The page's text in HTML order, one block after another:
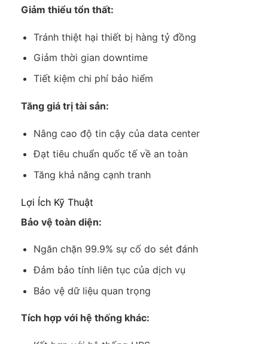
Giảm thiểu tổn thất:
Tránh thiệt hại thiết bị hàng tỷ đồng
Giảm thời gian downtime
Tiết kiệm chi phí bảo hiểm
Tăng giá trị tài sản:
Nâng cao độ tin cậy của data center
Đạt tiêu chuẩn quốc tế về an toàn
Tăng khả năng cạnh tranh
Lợi Ích Kỹ Thuật
Bảo vệ toàn diện:
Ngăn chặn 99.9% sự cố do sét đánh
Đảm bảo tính liên tục của dịch vụ
Bảo vệ dữ liệu quan trọng
Tích hợp với hệ thống khác: